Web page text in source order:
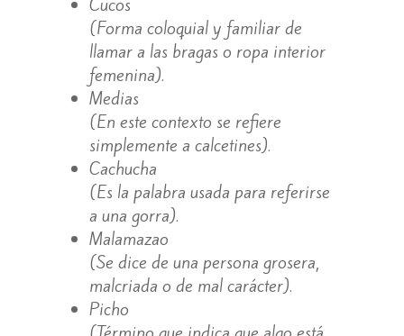
(Forma coloquial y familiar de
llamar a las bragas o ropa interior
femenina).
Medias
(En este contexto se refiere
simplemente a calcetines).
Cachucha
(Es la palabra usada para referirse
a una gorra).
Malamazao
(Se dice de una persona grosera,
malcriada o de mal carácter).
Picho